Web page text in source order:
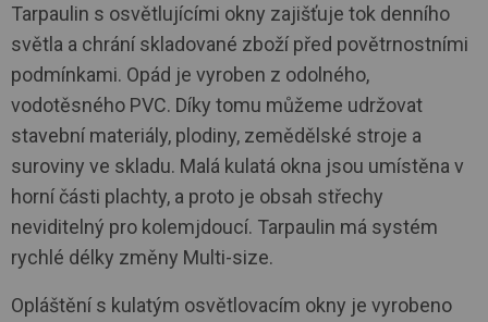
Tarpaulin s osvětlujícími okny zajišťuje tok denního
světla a chrání skladované zboží před povětrnostními
podmínkami. Opád je vyroben z odolného, ​​
vodotěsného PVC. Díky tomu můžeme udržovat
stavební materiály, plodiny, zemědělské stroje a
suroviny ve skladu. Malá kulatá okna jsou umístěna v
horní části plachty, a proto je obsah střechy
neviditelný pro kolemjdoucí. Tarpaulin má systém
rychlé délky změny Multi-size.
Opláštění s kulatým osvětlovacím okny je vyrobeno